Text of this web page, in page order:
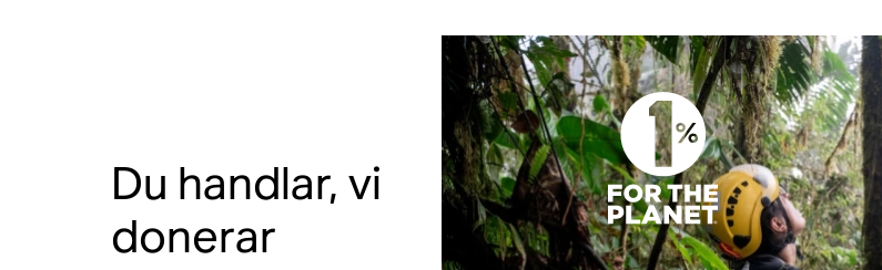
Du handlar, vi
donerar